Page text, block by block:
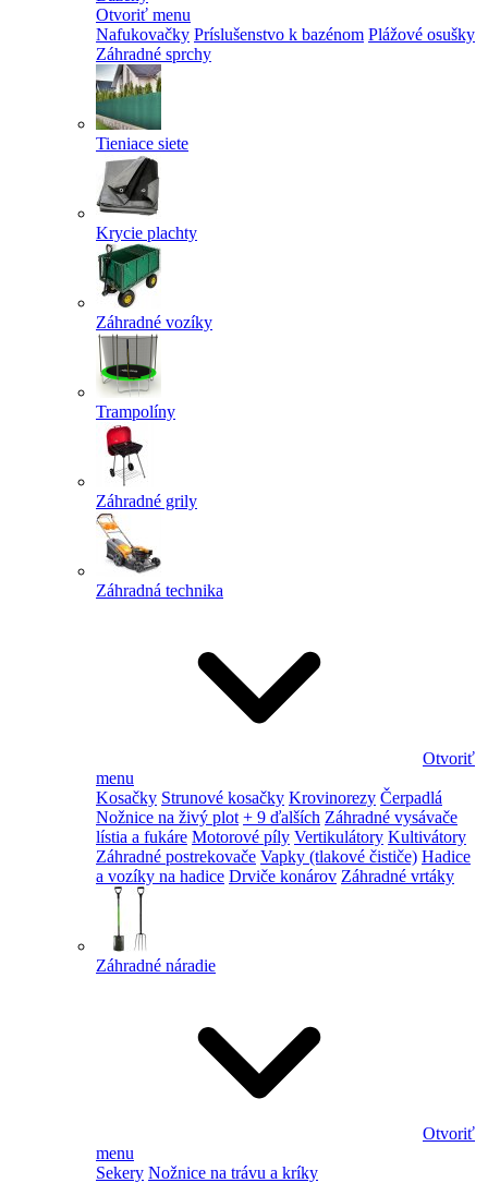
Otvoriť menu
Nafukovačky Príslušenstvo k bazénom Plážové osušky
Záhradné sprchy
Tieniace siete
Krycie plachty
Záhradné vozíky
Trampolíny
Záhradné grily
Záhradná technika
Otvoriť
menu
Kosačky Strunové kosačky Krovinorezy Čerpadlá
Nožnice na živý plot + 9 ďalších Záhradné vysávače
lístia a fukáre Motorové píly Vertikulátory Kultivátory
Záhradné postrekovače Vapky (tlakové čističe) Hadice
a vozíky na hadice Drviče konárov Záhradné vrtáky
Záhradné náradie
Otvoriť
menu
Sekery Nožnice na trávu a kríky